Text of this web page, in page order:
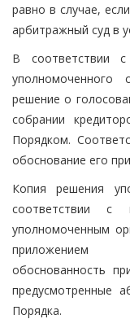
равно в случае,
арбитражный суд в
В соответствии
решение о
собрании
Порядком.
обоснование его
Копия решения
соответствии с
уполномоченным
приложением
обоснованность
предусмотренные
Порядка.